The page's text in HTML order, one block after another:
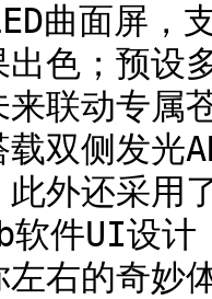
曲面屏，
色；预设
联动专属
双侧发光
外还采用
件UI设计
右的奇妙